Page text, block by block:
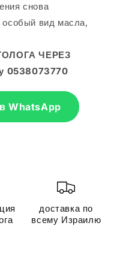
снова
особый вид масла,
ЧЕРЕЗ
0538073770
WhatsApp
доставка по
всему Израилю